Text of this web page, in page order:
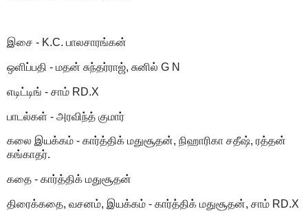
இசை - K.C. பாலசாரங்கன்
ஒளிப்பதி - மதன் சுந்தர்ராஜ், சுனில் G N
எடிட்டிங் - சாம் RD.X
பாடல்கள் - அரவிந்த் குமார்
கலை இயக்கம் - கார்த்திக் மதுசூதன், நிஹாரிகா சதீஷ், ரத்தன்
கங்காதர்.
கதை - கார்த்திக் மதுசூதன்
திரைக்கதை, வசனம், இயக்கம் - கார்த்திக் மதுசூதன், சாம் RD.X